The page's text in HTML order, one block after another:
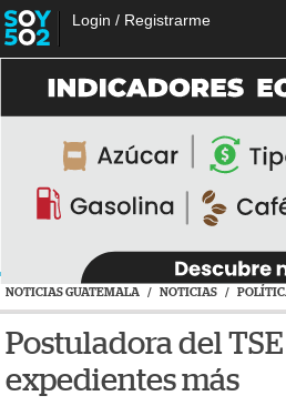
Login / Registrarme
NOTICIAS GUATEMALA / NOTICIAS /
Postuladora del
expedientes más